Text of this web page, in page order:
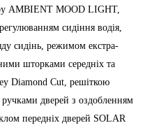
AMBIENT MOOD LIGHT,
сидіння водія,
сидінь, режимом екстра-
шторками середніх та
Diamond Cut, решіткою
дверей з оздобленням
передніх дверей SOLAR